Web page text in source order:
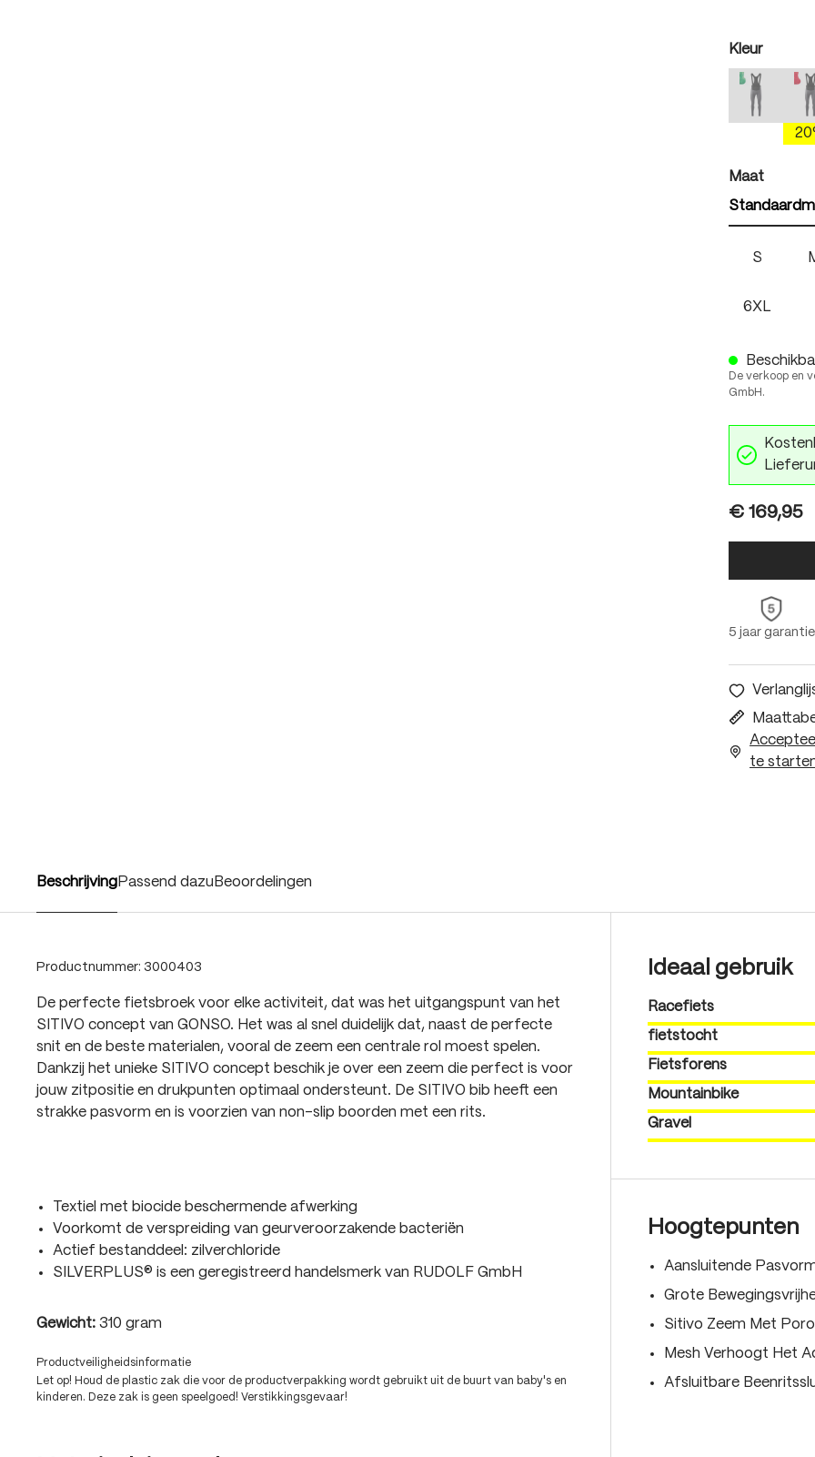
Kleur
mercury
(Deze
Maat
S
6XL
De verkoop en
GmbH.
€ 169,95
5 jaar garantie
te
Beschrijving Passend dazu Beoordelingen
Productnummer: 3000403
De perfecte fietsbroek voor elke activiteit, dat was het uitgangspunt van het
SITIVO concept van GONSO. Het was al snel duidelijk dat, naast de perfecte
snit en de beste materialen, vooral de zeem een centrale rol moest spelen.
Dankzij het unieke SITIVO concept beschik je over een zeem die perfect is voor
jouw zitpositie en drukpunten optimaal ondersteunt. De SITIVO bib heeft een
strakke pasvorm en is voorzien van non-slip boorden met een rits.
Textiel met biocide beschermende afwerking
Voorkomt de verspreiding van geurveroorzakende bacteriën
Actief bestanddeel: zilverchloride
SILVERPLUS® is een geregistreerd handelsmerk van RUDOLF GmbH
Gewicht: 310 gram
Productveiligheidsinformatie
Let op! Houd de plastic zak die voor de productverpakking wordt gebruikt uit de buurt van baby's en
kinderen. Deze zak is geen speelgoed! Verstikkingsgevaar!
Ideaal gebruik
Racefiets
fietstocht
Fietsforens
Mountainbike
Gravel
Hoogtepunten
Aansluitende
Grote
Sitivo Zeem Met
Mesh Verhoogt Het
Afsluitbare